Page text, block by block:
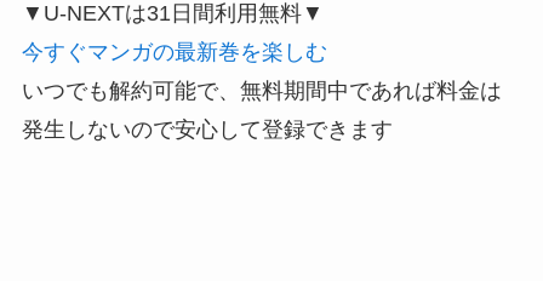
▼U-NEXTは31日間利用無料▼
今すぐマンガの最新巻を楽しむ
いつでも解約可能で、無料期間中であれば料金は
発生しないので安心して登録できます